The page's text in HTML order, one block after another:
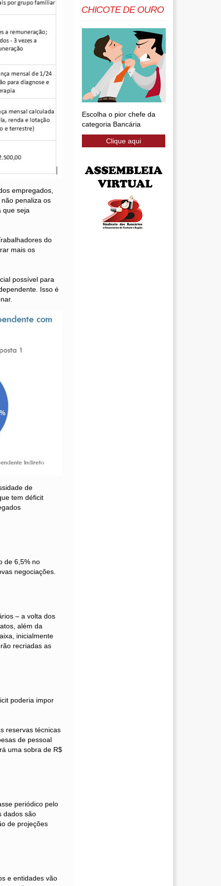
empregados,
penaliza os
que seja
do
mais os
possível para
Isso é
de
tem déficit
de 6,5% no
negociações.
– a volta dos
além da
inicialmente
recriadas as
poderia impor
reservas técnicas
de pessoal
uma sobra de R$
periódico pelo
dados são
de projeções
e entidades vão
CHICOTE DE OURO
Escolha o pior chefe da
categoria Bancária
Clique aqui